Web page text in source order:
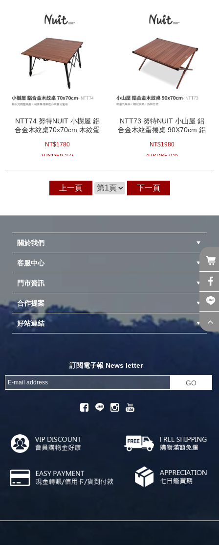
NTT74 努特NUIT 小樹屋 鋁
合金木紋桌70x70cm 木紋蛋
捲桌 折合桌摺疊桌 快速可搭
起
NT$1780
(USD59.27)
NTT73 努特NUIT 小山屋 鋁
合金木紋蛋捲桌 90X70cm 鋁
萬用桌 折合桌摺疊桌 仿木紋
露營桌
NT$1980
(USD65.93)
上一頁 下一頁
關於我們
客服中心
門市資訊
合作提案
異業合作
專案採購
成為供應商
好站連結
訂閱電子報 News letter
GO